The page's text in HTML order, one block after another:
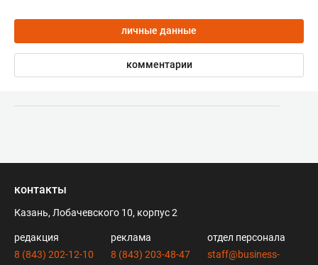
личные данные
комментарии
контакты
Казань, Лобачевского 10, корпус 2
редакция
8 (843) 202-12-10
реклама
8 (843) 203-48-47
отдел персонала
staff@business-